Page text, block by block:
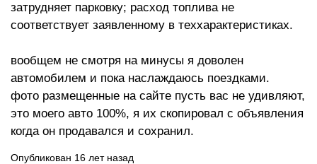
затрудняет парковку; расход топлива не
соответствует заявленному в теххарактеристиках.
вообщем не смотря на минусы я доволен
автомобилем и пока наслаждаюсь поездками.
фото размещенные на сайте пусть вас не удивляют,
это моего авто 100%, я их скопировал с объявления
когда он продавался и сохранил.
Опубликован 16 лет назад